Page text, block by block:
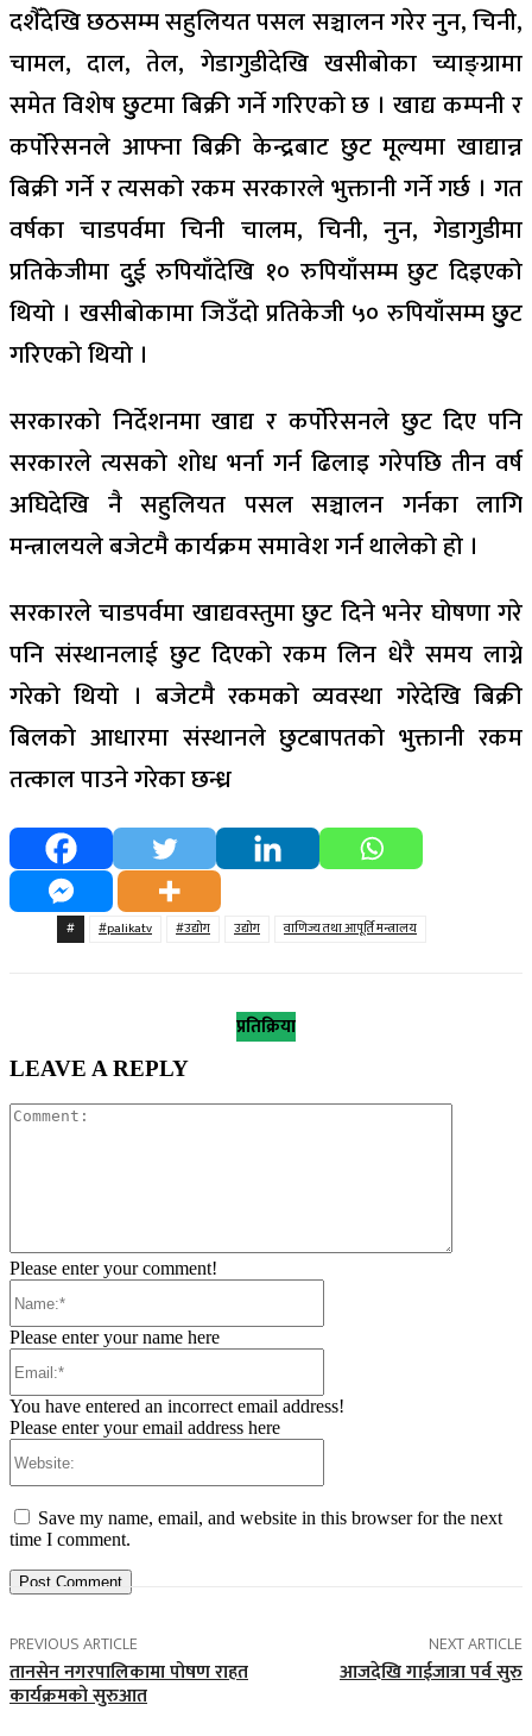
दशैँदेखि छठसम्म सहुलियत पसल सञ्चालन गरेर नुन, चिनी,
चामल, दाल, तेल, गेडागुडीदेखि खसीबोका च्याङ्ग्रामा
समेत विशेष छुुटमा बिक्री गर्ने गरिएको छ । खाद्य कम्पनी र
कर्पोरेसनले आफ्ना बिक्री केन्द्रबाट छुट मूल्यमा खाद्यान्न
बिक्री गर्ने र त्यसको रकम सरकारले भुक्तानी गर्ने गर्छ । गत
वर्षका चाडपर्वमा चिनी चालम, चिनी, नुन, गेडागुडीमा
प्रतिकेजीमा दुुई रुपियाँदेखि १० रुपियाँसम्म छुट दिइएको
थियो । खसीबोकामा जिउँदो प्रतिकेजी ५० रुपियाँसम्म छुुट
गरिएको थियो ।
सरकारको निर्देशनमा खाद्य र कर्पोरेसनले छुट दिए पनि
सरकारले त्यसको शोध भर्ना गर्न ढिलाइ गरेपछि तीन वर्ष
अघिदेखि नै सहुलियत पसल सञ्चालन गर्नका लागि
मन्त्रालयले बजेटमै कार्यक्रम समावेश गर्न थालेको हो ।
सरकारले चाडपर्वमा खाद्यवस्तुमा छुट दिने भनेर घोषणा गरे
पनि संस्थानलाई छुट दिएको रकम लिन धेरै समय लाग्ने
गरेको थियो । बजेटमै रकमको व्यवस्था गरेदेखि बिक्री
बिलको आधारमा संस्थानले छुटबापतको भुक्तानी रकम
तत्काल पाउने गरेका छन्ध्र
# #palikatv #उद्योग उद्योग वाणिज्य तथा आपूर्ति मन्त्रालय
प्रतिक्रिया
LEAVE A REPLY
Please enter your comment!
Please enter your name here
You have entered an incorrect email address!
Please enter your email address here
Save my name, email, and website in this browser for the next
time I comment.
PREVIOUS ARTICLE
तानसेन नगरपालिकामा पोषण राहत
कार्यक्रमको सुरुआत
NEXT ARTICLE
आजदेखि गाईजात्रा पर्व सुरु